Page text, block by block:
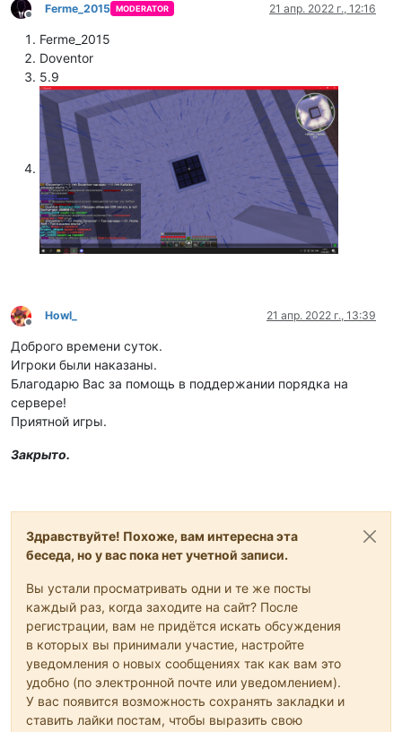
Не в сети
Ferme_2015 MODERATOR 21 апр. 2022 г., 12:16
Ferme_2015
Doventor
5.9
Не в сети
Howl_ 21 апр. 2022 г., 13:39
Доброго времени суток.
Игроки были наказаны.
Благодарю Вас за помощь в поддержании порядка на
сервере!
Приятной игры.
Закрыто.
Здравствуйте! Похоже, вам интересна эта
беседа, но у вас пока нет учетной записи.
Вы устали просматривать одни и те же посты
каждый раз, когда заходите на сайт? После
регистрации, вам не придётся искать обсуждения
в которых вы принимали участие, настройте
уведомления о новых сообщениях так как вам это
удобно (по электронной почте или уведомлением).
У вас появится возможность сохранять закладки и
ставить лайки постам, чтобы выразить свою